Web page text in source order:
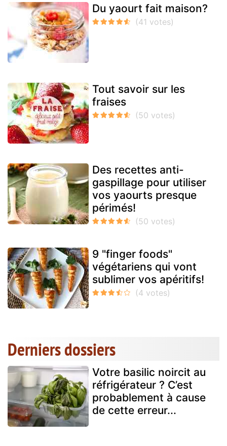
Du yaourt fait maison?
Tout savoir sur les
fraises
Des recettes anti-
gaspillage pour utiliser
vos yaourts presque
périmés!
9 "finger foods"
végétariens qui vont
sublimer vos apéritifs!
Derniers dossiers
Votre basilic noircit au
réfrigérateur ? C’est
probablement à cause
de cette erreur...